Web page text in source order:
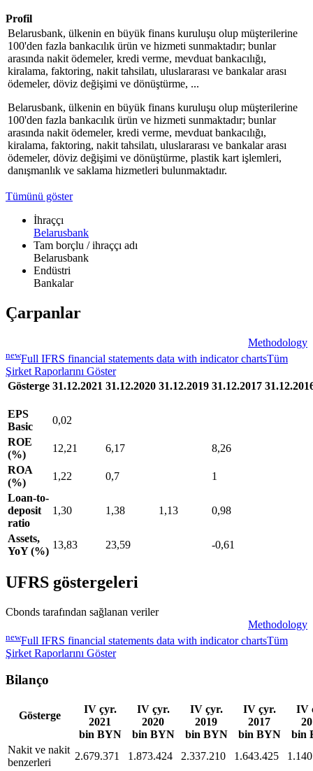
Profil
Belarusbank, ülkenin en büyük finans kuruluşu olup müşterilerine
100'den fazla bankacılık ürün ve hizmeti sunmaktadır; bunlar
arasında nakit ödemeler, kredi verme, mevduat bankacılığı,
kiralama, faktoring, nakit tahsilatı, uluslararası ve bankalar arası
ödemeler, döviz değişimi ve dönüştürme, ...
Belarusbank, ülkenin en büyük finans kuruluşu olup müşterilerine
100'den fazla bankacılık ürün ve hizmeti sunmaktadır; bunlar
arasında nakit ödemeler, kredi verme, mevduat bankacılığı,
kiralama, faktoring, nakit tahsilatı, uluslararası ve bankalar arası
ödemeler, döviz değişimi ve dönüştürme, plastik kart işlemleri,
danışmanlık ve saklama hizmetleri bulunmaktadır.
Tümünü göster
İhraççı
Belarusbank
Tam borçlu / ihraççı adı
Belarusbank
Endüstri
Bankalar
Çarpanlar
Methodology
newFull IFRS financial statements data with indicator chartsTüm
Şirket Raporlarını Göster
Gösterge 31.12.2021 31.12.2020 31.12.2019 31.12.2017
EPS
Basic
0,02
ROE
(%)
12,21 6,17
8,26
ROA
(%)
1,22 0,7
1
Loan-to-
deposit
ratio
1,30 1,38 1,13 0,98
Assets,
YoY (%)
13,83 23,59 -0,61
UFRS göstergeleri
Cbonds tarafından sağlanan veriler
Methodology
newFull IFRS financial statements data with indicator chartsTüm
Şirket Raporlarını Göster
Bilanço
Gösterge
IV çyr.
2021
bin BYN
IV çyr.
2020
bin BYN
IV çyr.
2019
bin BYN
IV çyr.
2017
bin BYN
IV
bin
Nakit ve nakit
benzerleri
2.679.371 1.873.424 2.337.210 1.643.425